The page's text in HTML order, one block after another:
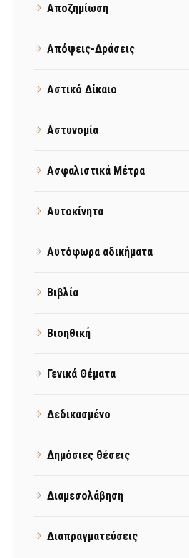
Αποζημίωση
Απόψεις-Δράσεις
Αστικό Δίκαιο
Αστυνομία
Ασφαλιστικά Μέτρα
Αυτοκίνητα
Αυτόφωρα αδικήματα
Βιβλία
Βιοηθική
Γενικά Θέματα
Δεδικασμένο
Δημόσιες θέσεις
Διαμεσολάβηση
Διαπραγματεύσεις